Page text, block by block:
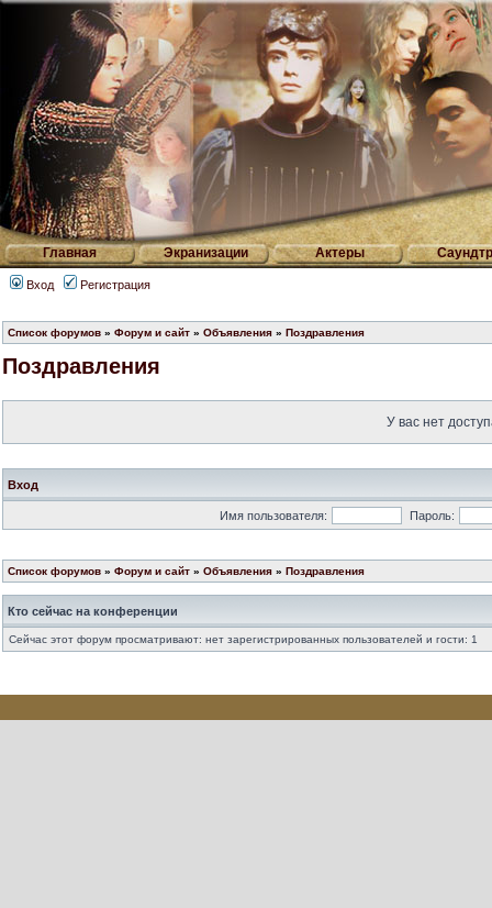
Главная Экранизации Актеры
Вход Регистрация
Список форумов » Форум и сайт » Объявления » Поздравления
Поздравления
У вас нет
Вход
Имя пользователя: Пароль:
Список форумов » Форум и сайт » Объявления » Поздравления
Кто сейчас на конференции
Сейчас этот форум просматривают: нет зарегистрированных пользователей и гости: 1